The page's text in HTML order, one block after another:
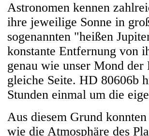
Astronomen kennen
ihre jeweilige Sonne in
sogenannten "heißen
konstante Entfernung von
genau wie unser Mond
gleiche Seite. HD 80606b
Stunden einmal um die
Aus diesem Grund
wie die Atmosphäre des